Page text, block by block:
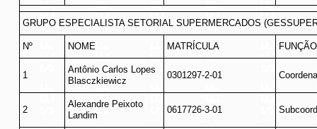
GRUPO ESPECIALISTA SETORIAL SUPERMERCADOS
Nº NOME MATRÍCULA FUNÇÃO
1
Antônio Carlos Lopes
Blasczkiewicz
0301297-2-01
2
Alexandre Peixoto
Landim
0617726-3-01